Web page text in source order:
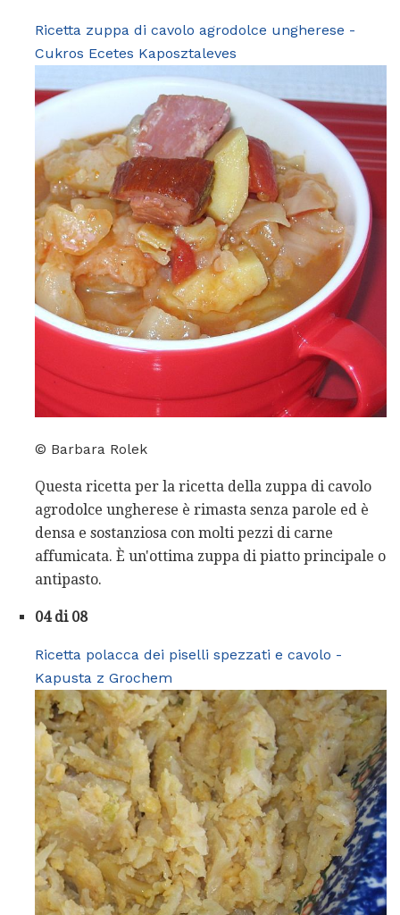
Ricetta zuppa di cavolo agrodolce ungherese -
Cukros Ecetes Kaposztaleves
© Barbara Rolek
Questa ricetta per la ricetta della zuppa di cavolo
agrodolce ungherese è rimasta senza parole ed è
densa e sostanziosa con molti pezzi di carne
affumicata. È un'ottima zuppa di piatto principale o
antipasto.
04 di 08
Ricetta polacca dei piselli spezzati e cavolo -
Kapusta z Grochem